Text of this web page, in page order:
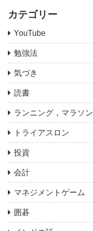
カテゴリー
YouTube
勉強法
気づき
読書
ランニング，マラソン
トライアスロン
投資
会計
マネジメントゲーム
囲碁